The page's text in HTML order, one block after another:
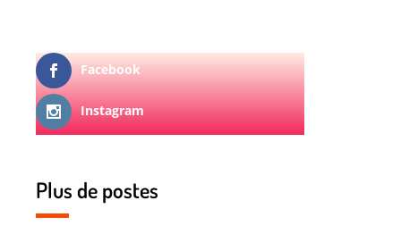
Facebook
Instagram
Plus de postes